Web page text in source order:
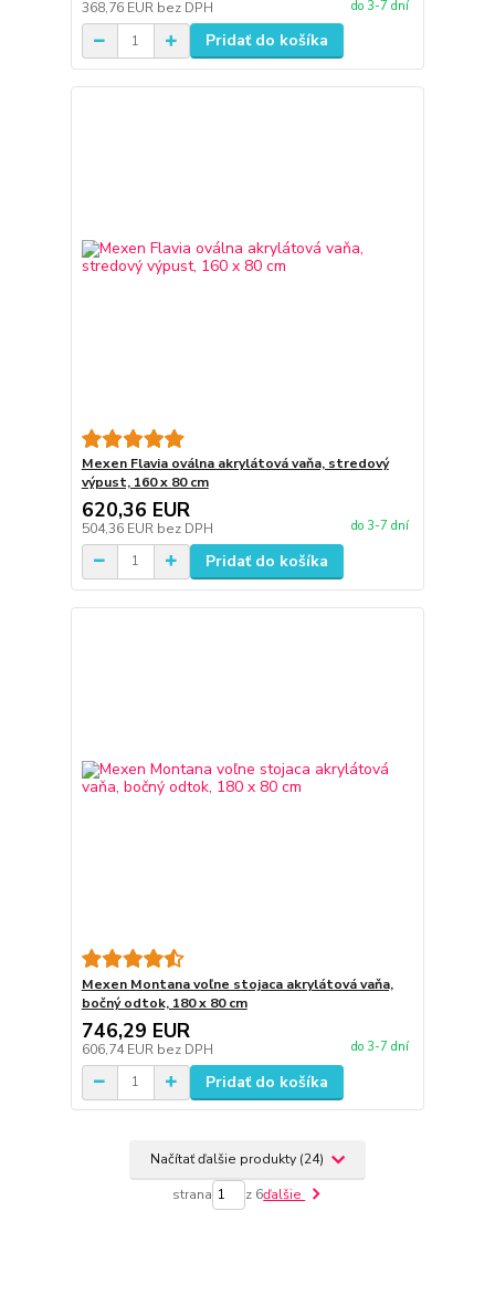
368,76 EUR bez DPH do 3-7 dní
Pridať do košíka
Mexen Flavia oválna akrylátová vaňa, stredový
výpust, 160 x 80 cm
620,36 EUR
504,36 EUR bez DPH do 3-7 dní
Pridať do košíka
Mexen Montana voľne stojaca akrylátová vaňa,
bočný odtok, 180 x 80 cm
746,29 EUR
606,74 EUR bez DPH do 3-7 dní
Pridať do košíka
Načítať ďalšie produkty (24)
strana z 6ďalšie